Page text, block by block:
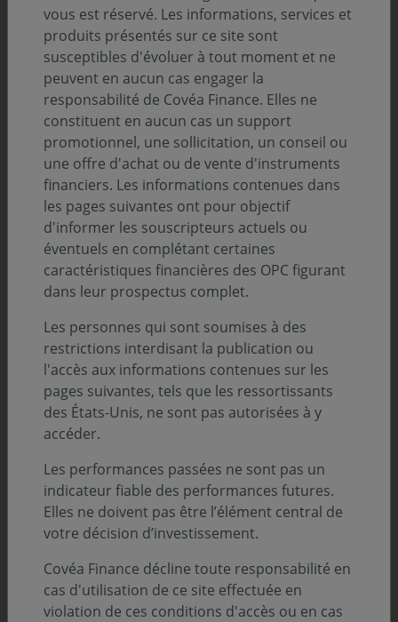
2025, une vision de l'année écoulée
« L’époque du retrait de l’État est bel et
bien révolue et les entreprises doivent
composer avec des politiques
volontaristes, ce qui constitue un
bouleversement essentiel pour un
investisseur de long terme. »
Francis Jaisson, Président de Covéa Finance
Retrouvez l'entretien
vous est réservé. Les informations, services et
produits présentés sur ce site sont
susceptibles d'évoluer à tout moment et ne
peuvent en aucun cas engager la
responsabilité de Covéa Finance. Elles ne
constituent en aucun cas un support
promotionnel, une sollicitation, un conseil ou
une offre d'achat ou de vente d'instruments
financiers. Les informations contenues dans
les pages suivantes ont pour objectif
d'informer les souscripteurs actuels ou
éventuels en complétant certaines
caractéristiques financières des OPC figurant
dans leur prospectus complet.
Les personnes qui sont soumises à des
restrictions interdisant la publication ou
l'accès aux informations contenues sur les
pages suivantes, tels que les ressortissants
des États-Unis, ne sont pas autorisées à y
accéder.
Les performances passées ne sont pas un
indicateur fiable des performances futures.
Elles ne doivent pas être l’élément central de
votre décision d’investissement.
Covéa Finance décline toute responsabilité en
cas d'utilisation de ce site effectuée en
violation de ces conditions d'accès ou en cas